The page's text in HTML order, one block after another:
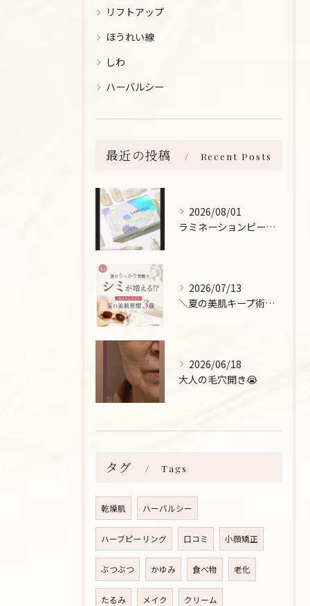
リフトアップ
ほうれい線
しわ
ハーバルシー
最近の投稿 Recent Posts
2026/08/01
ラミネーションピールとは、
2026/07/13
＼夏の美肌キープ術をご紹介！/
2026/06/18
大人の毛穴開き😭
タグ Tags
乾燥肌 ハーバルシー
ハーブピーリング 口コミ 小顔矯正
ぶつぶつ かゆみ 食べ物 老化
たるみ メイク クリーム